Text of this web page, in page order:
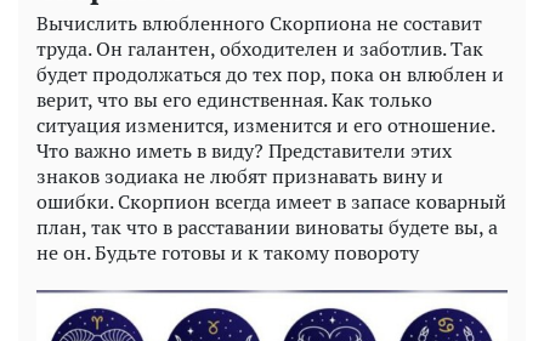
Вычислить влюбленного Скорпиона не составит
труда. Он галантен, обходителен и заботлив. Так
будет продолжаться до тех пор, пока он влюблен и
верит, что вы его единственная. Как только
ситуация изменится, изменится и его отношение.
Что важно иметь в виду? Представители этих
знаков зодиака не любят признавать вину и
ошибки. Скорпион всегда имеет в запасе коварный
план, так что в расставании виноваты будете вы, а
не он. Будьте готовы и к такому повороту